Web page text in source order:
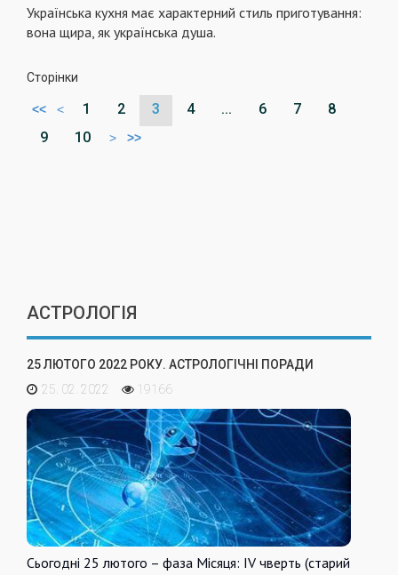
Українська кухня має характерний стиль приготування:
вона щира, як українська душа.
Сторінки
<< < 1 2 3 4 ... 6 7
8
9
10 > >>
АСТРОЛОГІЯ
25 ЛЮТОГО 2022 РОКУ. АСТРОЛОГІЧНІ ПОРАДИ
25. 02. 2022
19166
Сьогодні 25 лютого – фаза Місяця: IV чверть (старий